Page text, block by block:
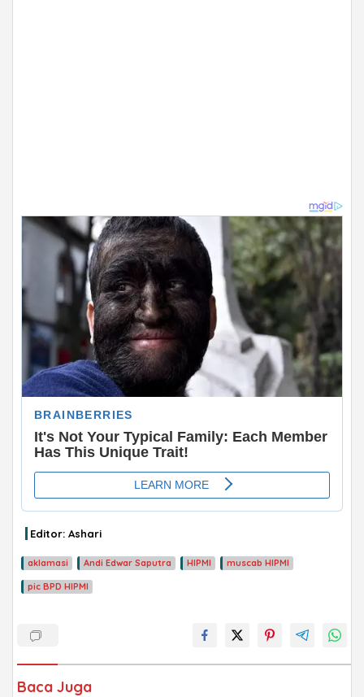
ADVERTISEMENT
Editor: Ashari
aklamasi Andi Edwar Saputra HIPMI muscab HIPMI
pic BPD HIPMI
Baca Juga